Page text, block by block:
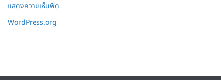
แสดงความเห็นฟีด
WordPress.org